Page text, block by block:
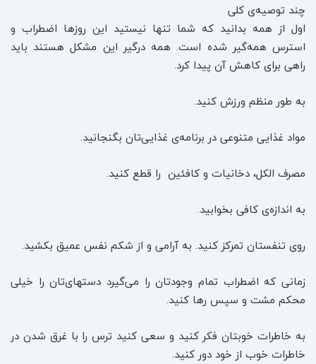
چند توصیه‌ی کلی
اول از همه بدانید که شما تنها نیستید این روزها اضطراب و
استرس همه‌گیر شده است. همه درگیر این مشکل هستند باید
راهی برای کاهش آن پیدا کرد.
به طور منظم ورزش کنید.
مواد غذایی متنوعی در برنامه‌ی غذایی‌تان بگنجانید.
مصرف الکل، دخانیات و کافئین را قطع کنید.
به اندازه‌ی کافی بخوابید.
روی تنفستان تمرکز کنید. به آرامی و از شکم نفس عمیق بکشید.
زمانی که اضطراب تمام وجودتان را می‌گیرد دستهای‌تان را خیلی
محکم مشت و سپس رها کنید.
به خاطرات خوبتان فکر کنید و سعی کنید ترس را با غرق شدن در
خاطرات خوب از خود دور کنید.